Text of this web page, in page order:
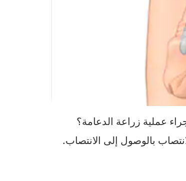
عملية زراعة الدعامة؟
بالوصول إلى الانتصاب.